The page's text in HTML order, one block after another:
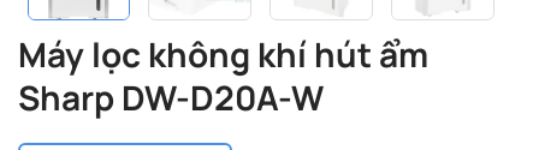
Máy lọc không khí hút ẩm
Sharp DW-D20A-W